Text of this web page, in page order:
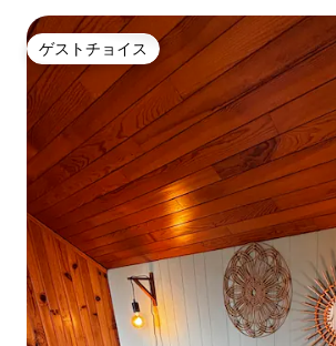
ゲストチョイス
ゲストチョイス